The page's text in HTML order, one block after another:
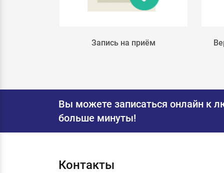
Запись на приём
Вы можете записаться онлайн к
больше минуты!
Контакты